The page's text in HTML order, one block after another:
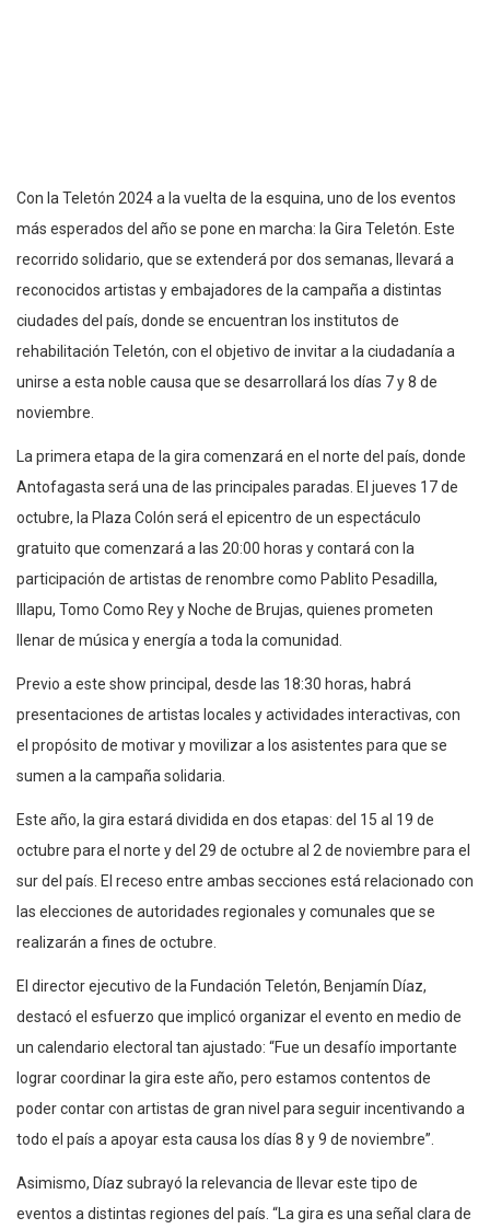
Con la Teletón 2024 a la vuelta de la esquina, uno de los eventos
más esperados del año se pone en marcha: la Gira Teletón. Este
recorrido solidario, que se extenderá por dos semanas, llevará a
reconocidos artistas y embajadores de la campaña a distintas
ciudades del país, donde se encuentran los institutos de
rehabilitación Teletón, con el objetivo de invitar a la ciudadanía a
unirse a esta noble causa que se desarrollará los días 7 y 8 de
noviembre.
La primera etapa de la gira comenzará en el norte del país, donde
Antofagasta será una de las principales paradas. El jueves 17 de
octubre, la Plaza Colón será el epicentro de un espectáculo
gratuito que comenzará a las 20:00 horas y contará con la
participación de artistas de renombre como Pablito Pesadilla,
Illapu, Tomo Como Rey y Noche de Brujas, quienes prometen
llenar de música y energía a toda la comunidad.
Previo a este show principal, desde las 18:30 horas, habrá
presentaciones de artistas locales y actividades interactivas, con
el propósito de motivar y movilizar a los asistentes para que se
sumen a la campaña solidaria.
Este año, la gira estará dividida en dos etapas: del 15 al 19 de
octubre para el norte y del 29 de octubre al 2 de noviembre para el
sur del país. El receso entre ambas secciones está relacionado con
las elecciones de autoridades regionales y comunales que se
realizarán a fines de octubre.
El director ejecutivo de la Fundación Teletón, Benjamín Díaz,
destacó el esfuerzo que implicó organizar el evento en medio de
un calendario electoral tan ajustado: “Fue un desafío importante
lograr coordinar la gira este año, pero estamos contentos de
poder contar con artistas de gran nivel para seguir incentivando a
todo el país a apoyar esta causa los días 8 y 9 de noviembre”.
Asimismo, Díaz subrayó la relevancia de llevar este tipo de
eventos a distintas regiones del país. “La gira es una señal clara de